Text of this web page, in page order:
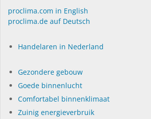
proclima.com in English
proclima.de auf Deutsch
Handelaren in Nederland
Gezondere gebouw
Goede binnenlucht
Comfortabel binnenklimaat
Zuinig energieverbruik